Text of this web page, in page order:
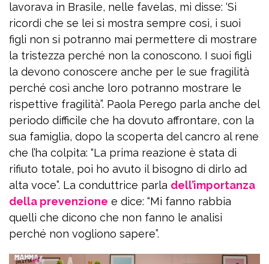
lavorava in Brasile, nelle favelas, mi disse: ‘Si
ricordi che se lei si mostra sempre così, i suoi
figli non si potranno mai permettere di mostrare
la tristezza perché non la conoscono. I suoi figli
la devono conoscere anche per le sue fragilità
perché così anche loro potranno mostrare le
rispettive fragilità”. Paola Perego parla anche del
periodo difficile che ha dovuto affrontare, con la
sua famiglia, dopo la scoperta del cancro al rene
che l’ha colpita: “La prima reazione è stata di
rifiuto totale, poi ho avuto il bisogno di dirlo ad
alta voce”. La conduttrice parla dell’importanza
della prevenzione e dice: “Mi fanno rabbia
quelli che dicono che non fanno le analisi
perché non vogliono sapere”.